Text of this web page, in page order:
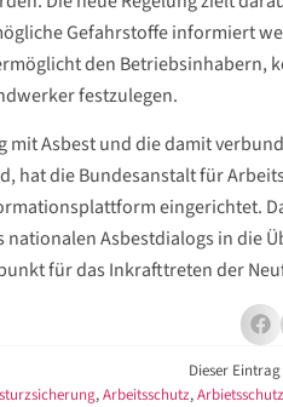
Gefahrstoffe informiert
den Betriebsinhabern,
festzulegen.
mit Asbest und die damit
hat die Bundesanstalt für
eingerichtet.
nationalen Asbestdialogs in die
für das Inkrafttreten der
Dieser
,Arbeitsschutz,